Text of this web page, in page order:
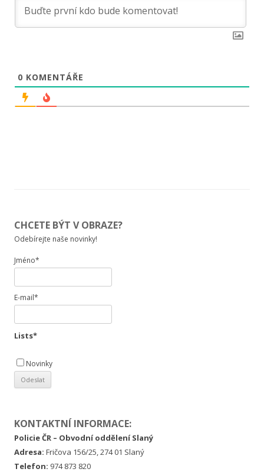
0 KOMENTÁŘE
CHCETE BÝT V OBRAZE?
Odebírejte naše novinky!
Jméno*
E-mail*
Lists*
Novinky
KONTAKTNÍ INFORMACE:
Policie ČR – Obvodní oddělení Slaný
Adresa: Fričova 156/25, 274 01 Slaný
Telefon: 974 873 820